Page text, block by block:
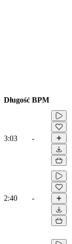
Długość BPM
3:03 -
2:40 -